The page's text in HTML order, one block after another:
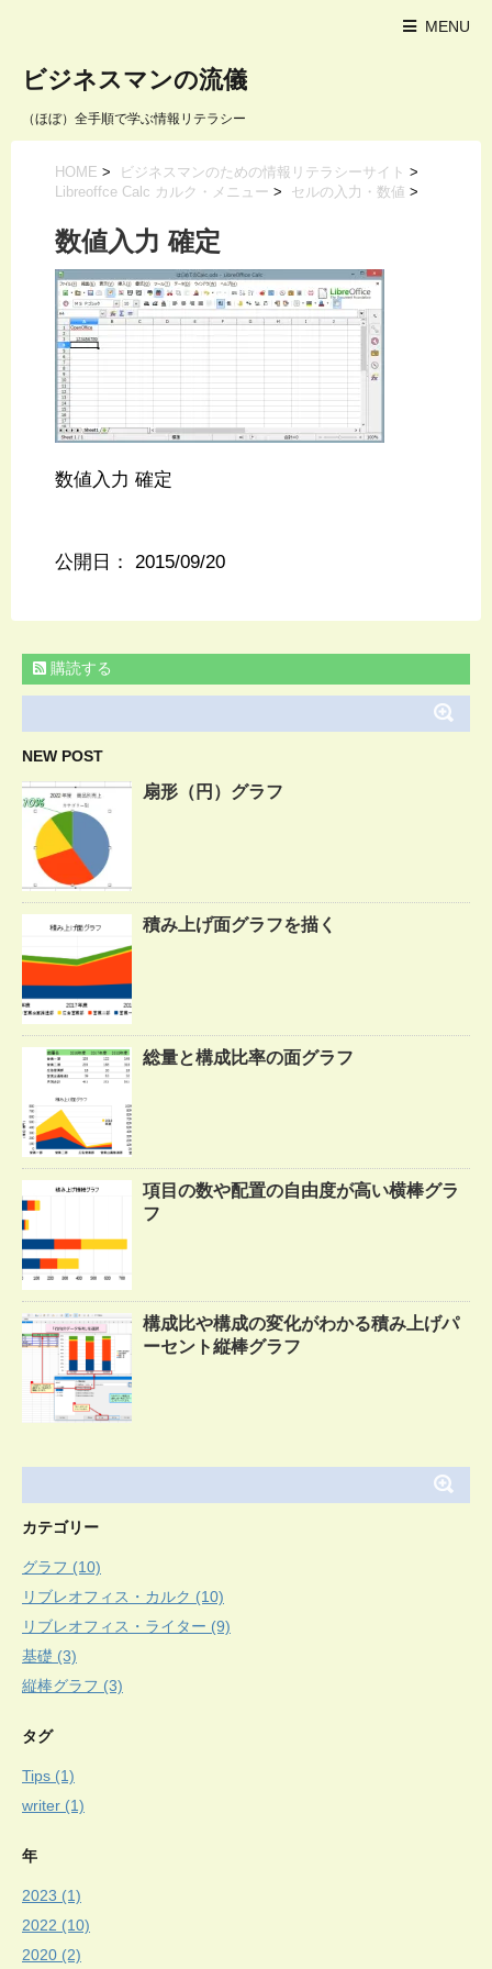
MENU
ビジネスマンの流儀
（ほぼ）全手順で学ぶ情報リテラシー
HOME > ビジネスマンのための情報リテラシーサイト >
Libreoffce Calc カルク・メニュー > セルの入力・数値 >
数値入力 確定
数値入力 確定
公開日： 2015/09/20
購読する
NEW POST
扇形（円）グラフ
積み上げ面グラフを描く
総量と構成比率の面グラフ
項目の数や配置の自由度が高い横棒グラ
フ
構成比や構成の変化がわかる積み上げパ
ーセント縦棒グラフ
カテゴリー
グラフ (10)
リブレオフィス・カルク (10)
リブレオフィス・ライター (9)
基礎 (3)
縦棒グラフ (3)
タグ
Tips (1)
writer (1)
年
2023 (1)
2022 (10)
2020 (2)